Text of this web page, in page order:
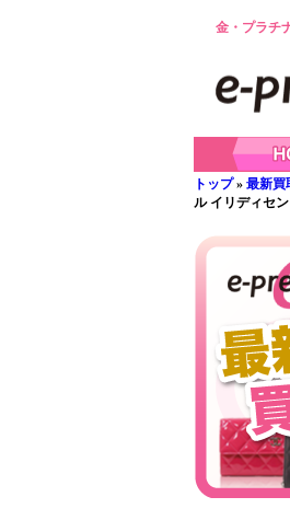
金・プラチ
トップ» 最新買
ル イリディセ